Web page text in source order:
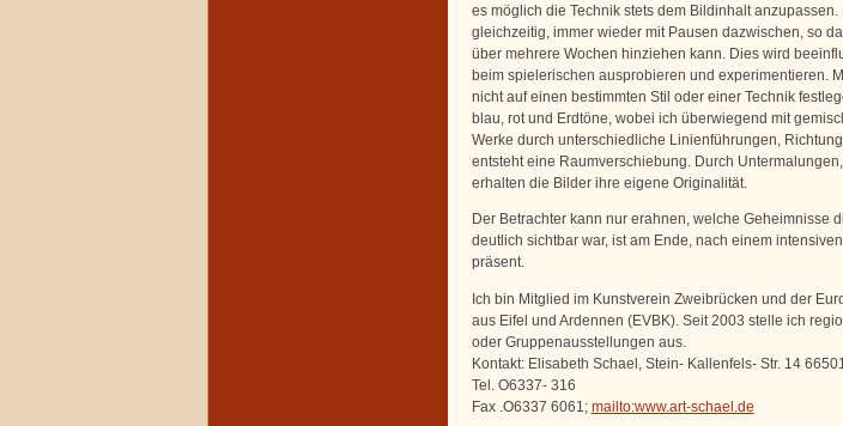
es möglich die Technik stets dem Bildinhalt
gleichzeitig, immer wieder mit Pausen dazwischen, so
über mehrere Wochen hinziehen kann. Dies wird
beim spielerischen ausprobieren und experimentieren.
nicht auf einen bestimmten Stil oder einer Technik
blau, rot und Erdtöne, wobei ich überwiegend mit
Werke durch unterschiedliche Linienführungen,
entsteht eine Raumverschiebung. Durch
erhalten die Bilder ihre eigene Originalität.
Der Betrachter kann nur erahnen, welche Geheimnisse
deutlich sichtbar war, ist am Ende, nach einem
präsent.
Ich bin Mitglied im Kunstverein Zweibrücken und der
aus Eifel und Ardennen (EVBK). Seit 2003 stelle ich
oder Gruppenausstellungen aus.
Kontakt: Elisabeth Schael, Stein- Kallenfels- Str. 14
Tel. O6337- 316
Fax .O6337 6061; mailto:www.art-schael.de